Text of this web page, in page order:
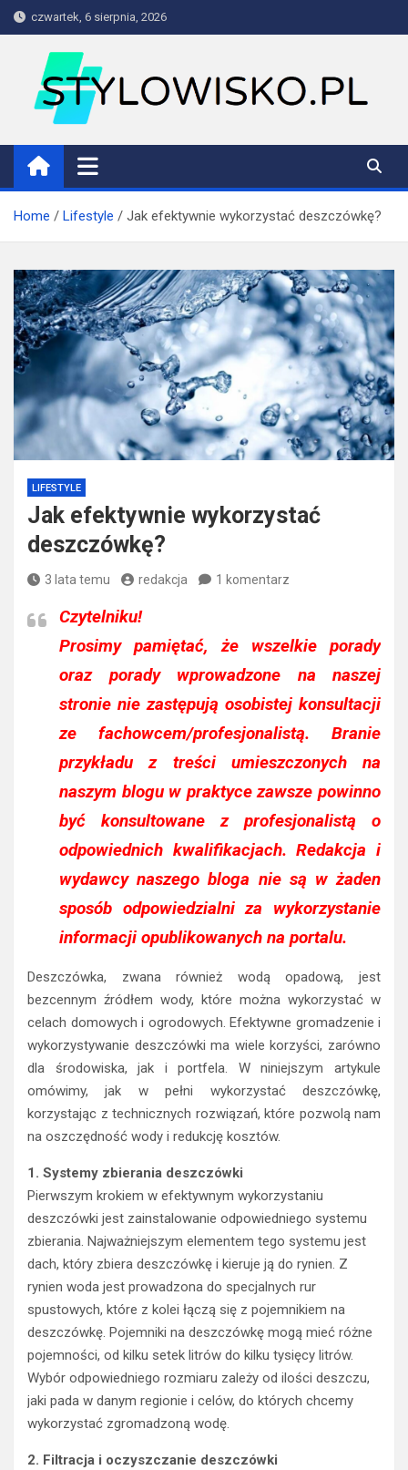
Skip
to
czwartek, 6 sierpnia, 2026
stylowisko.pl
Blog
Home Lifestyle Jak efektywnie wykorzystać deszczówkę?
LIFESTYLE
Jak efektywnie wykorzystać
deszczówkę?
3 lata temu redakcja 1 komentarz
Czytelniku!
Prosimy pamiętać, że wszelkie porady
oraz porady wprowadzone na naszej
stronie nie zastępują osobistej konsultacji
ze fachowcem/profesjonalistą. Branie
przykładu z treści umieszczonych na
naszym blogu w praktyce zawsze powinno
być konsultowane z profesjonalistą o
odpowiednich kwalifikacjach. Redakcja i
wydawcy naszego bloga nie są w żaden
sposób odpowiedzialni za wykorzystanie
informacji opublikowanych na portalu.
Deszczówka, zwana również wodą opadową, jest
bezcennym źródłem wody, które można wykorzystać w
celach domowych i ogrodowych. Efektywne gromadzenie i
wykorzystywanie deszczówki ma wiele korzyści, zarówno
dla środowiska, jak i portfela. W niniejszym artykule
omówimy, jak w pełni wykorzystać deszczówkę,
korzystając z technicznych rozwiązań, które pozwolą nam
na oszczędność wody i redukcję kosztów.
1. Systemy zbierania deszczówki
Pierwszym krokiem w efektywnym wykorzystaniu
deszczówki jest zainstalowanie odpowiedniego systemu
zbierania. Najważniejszym elementem tego systemu jest
dach, który zbiera deszczówkę i kieruje ją do rynien. Z
rynien woda jest prowadzona do specjalnych rur
spustowych, które z kolei łączą się z pojemnikiem na
deszczówkę. Pojemniki na deszczówkę mogą mieć różne
pojemności, od kilku setek litrów do kilku tysięcy litrów.
Wybór odpowiedniego rozmiaru zależy od ilości deszczu,
jaki pada w danym regionie i celów, do których chcemy
wykorzystać zgromadzoną wodę.
2. Filtracja i oczyszczanie deszczówki